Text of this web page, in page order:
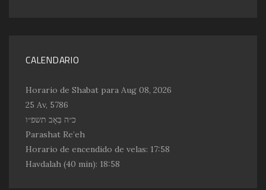
CALENDARIO
Horario de Shabat para Aug 08, 2026
25 Av, 5786
כ״ה בְּאָב תשפ״ו
Parashat Re’eh
Horario de encendido de velas: 17:58
Havdalah (40 min): 18:58